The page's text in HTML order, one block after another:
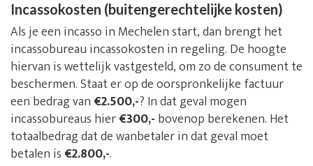
Incassokosten (buitengerechtelijke kosten)
Als je een incasso in Mechelen start, dan brengt het
incassobureau incassokosten in regeling. De hoogte
hiervan is wettelijk vastgesteld, om zo de consument te
beschermen. Staat er op de oorspronkelijke factuur
een bedrag van €2.500,-? In dat geval mogen
incassobureaus hier€300,- bovenop berekenen. Het
totaalbedrag dat de wanbetaler in dat geval moet
betalen is €2.800,-.